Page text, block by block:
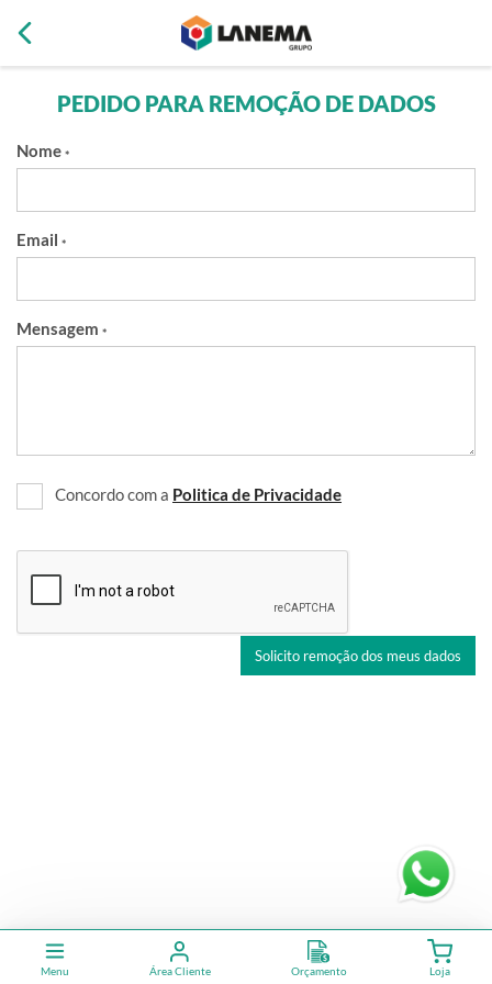
PEDIDO PARA REMOÇÃO DE DADOS
Nome *
Email *
Mensagem *
Concordo com a Politica de Privacidade
Solicito remoção dos meus dados
Menu Área Cliente Orçamento Loja